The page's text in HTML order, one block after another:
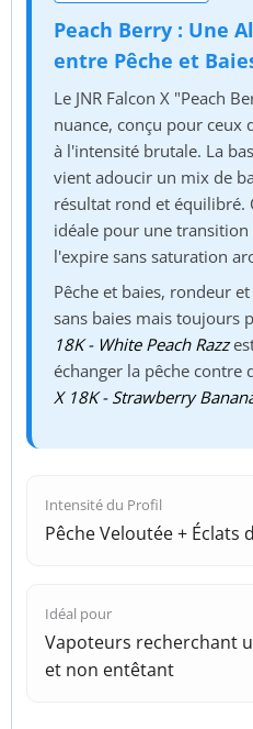
Peach Berry : Une
entre Pêche et
Le JNR Falcon X "Peach
nuance, conçu pour ceux
à l'intensité brutale. La
vient adoucir un mix de
résultat rond et équilibré.
idéale pour une
l'expire sans saturation
Pêche et baies, rondeur
sans baies mais toujours
18K - White Peach Razz
échanger la pêche contre
X 18K - Strawberry
Intensité du Profil
Pêche Veloutée + Éclats
Idéal pour
Vapoteurs recherchant
et non entêtant